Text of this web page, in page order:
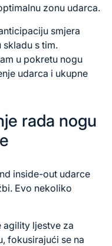
zonu udarca.
smjera
s tim.
u pokretu nogu
udarca i ukupne
rada nogu
inside-out udarce
Evo nekoliko
agility ljestve za
fokusirajući se na